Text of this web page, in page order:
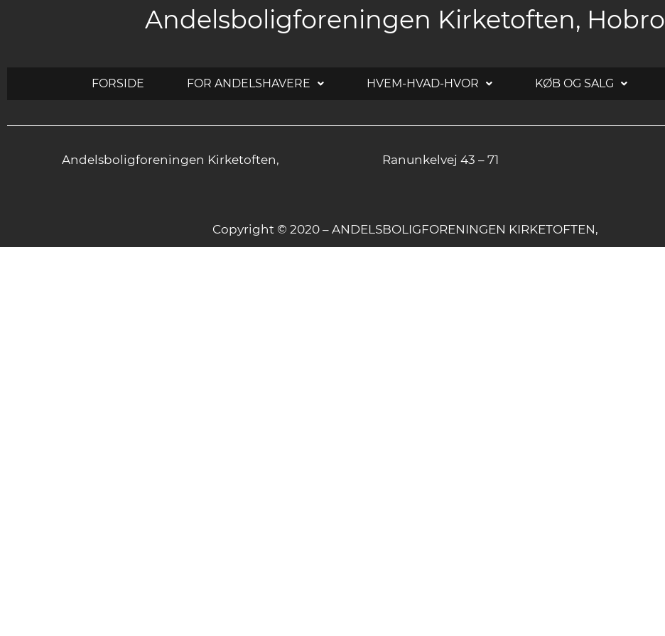
Andelsboligforeningen Kirketoften, Hobro
FORSIDE FOR ANDELSHAVERE HVEM-HVAD-HVOR KØB OG SALG
Andelsboligforeningen Kirketoften, Ranunkelvej 43 – 71
Copyright © 2020 – ANDELSBOLIGFORENINGEN KIRKETOFTEN,